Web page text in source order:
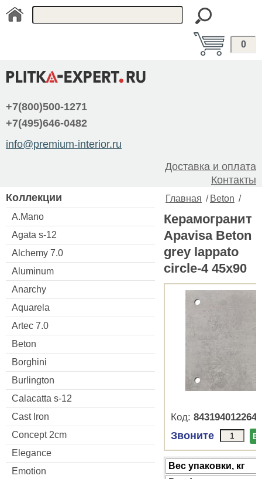
0
+7(800)500-1271
+7(495)646-0482
info@premium-interior.ru
Доставка и оплата
Контакты
Коллекции
A.Mano
Agata s-12
Alchemy 7.0
Aluminum
Anarchy
Aquarela
Artec 7.0
Beton
Borghini
Burlington
Calacatta s-12
Cast Iron
Concept 2cm
Elegance
Emotion
Главная / Beton /
Керамогранит
Apavisa Beton
grey lappato
circle-4 45x90
Код: 8431940122644
Звоните В
Веc упаковки, кг